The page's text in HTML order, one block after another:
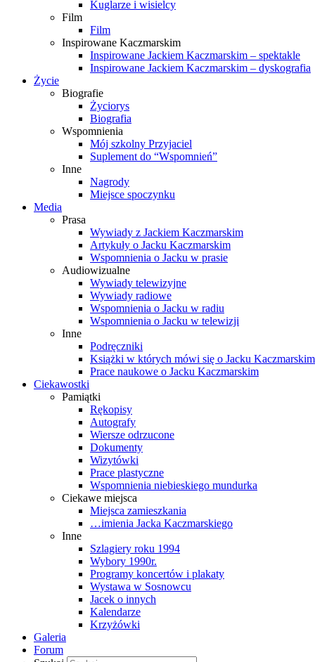
Kuglarze i wisielcy
Film
Film
Inspirowane Kaczmarskim
Inspirowane Jackiem Kaczmarskim – spektakle
Inspirowane Jackiem Kaczmarskim – dyskografia
Życie
Biografie
Życiorys
Biografia
Wspomnienia
Mój szkolny Przyjaciel
Suplement do “Wspomnień”
Inne
Nagrody
Miejsce spoczynku
Media
Prasa
Wywiady z Jackiem Kaczmarskim
Artykuły o Jacku Kaczmarskim
Wspomnienia o Jacku w prasie
Audiowizualne
Wywiady telewizyjne
Wywiady radiowe
Wspomnienia o Jacku w radiu
Wspomnienia o Jacku w telewizji
Inne
Podręczniki
Książki w których mówi się o Jacku Kaczmarskim
Prace naukowe o Jacku Kaczmarskim
Ciekawostki
Pamiątki
Rękopisy
Autografy
Wiersze odrzucone
Dokumenty
Wizytówki
Prace plastyczne
Wspomnienia niebieskiego mundurka
Ciekawe miejsca
Miejsca zamieszkania
…imienia Jacka Kaczmarskiego
Inne
Szlagiery roku 1994
Wybory 1990r.
Programy koncertów i plakaty
Wystawa w Sosnowcu
Jacek o innych
Kalendarze
Krzyżówki
Galeria
Forum